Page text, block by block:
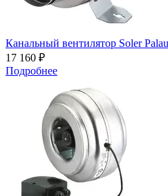
Канальный вентилятор Soler
17 160 ₽
Подробнее